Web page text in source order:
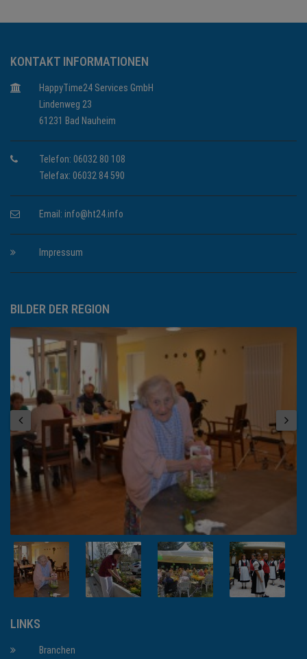
KONTAKT INFORMATIONEN
HappyTime24 Services GmbH
Lindenweg 23
61231 Bad Nauheim
Telefon: 06032 80 108
Telefax: 06032 84 590
Email: info@ht24.info
Impressum
BILDER DER REGION
LINKS
Branchen